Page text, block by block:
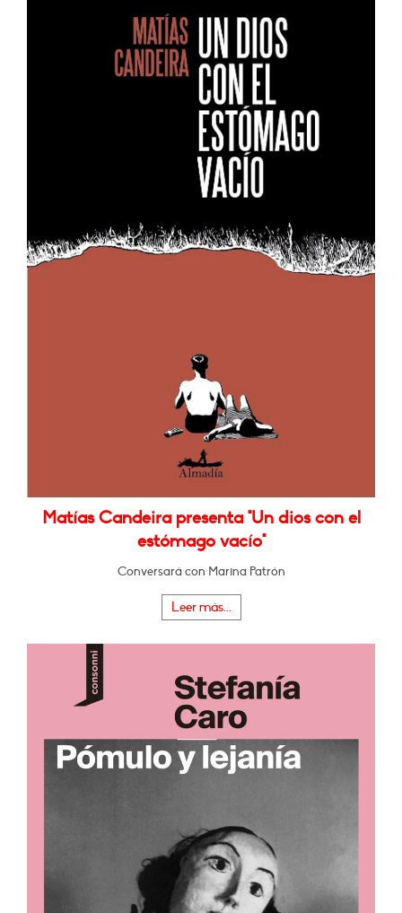
Matías Candeira presenta "Un dios con el
estómago vacío"
Conversará con Marina Patrón
Leer más...